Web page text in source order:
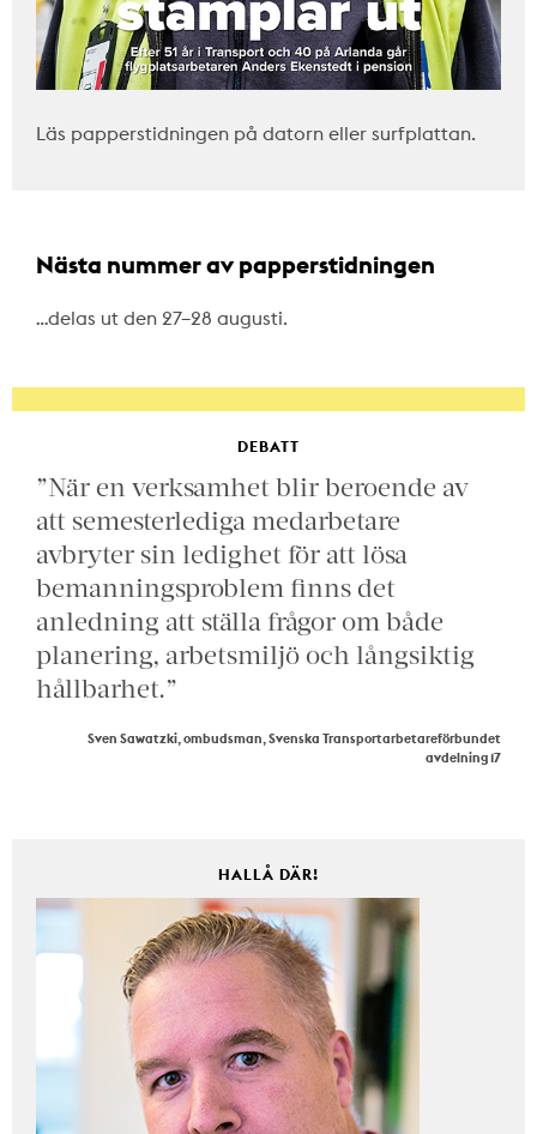
Läs papperstidningen på datorn eller surfplattan.
Nästa nummer av papperstidningen
…delas ut den 27–28 augusti.
DEBATT
”När en verksamhet blir beroende av
att semesterlediga medarbetare
avbryter sin ledighet för att lösa
bemanningsproblem finns det
anledning att ställa frågor om både
planering, arbetsmiljö och långsiktig
hållbarhet.”
Sven Sawatzki, ombudsman, Svenska Transportarbetareförbundet
avdelning 17
HALLÅ DÄR!